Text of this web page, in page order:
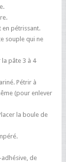
en pétrissant.
souple qui ne
pâte 3 à 4
Pétrir à
(pour enlever
la boule de
de